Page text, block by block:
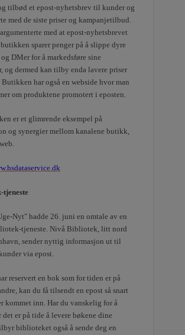
tilbød et epost-nyhetsbrev til kunder og
med de siste priser og kampanjetilbud.
med at epost-nyhetsbrevet
sparer penger på å slippe dyre
DMer for å markedsføre sine
og dermed kan tilby enda lavere priser
Butikken har også en webside hvor man
om produktene promotert i eposten.
er et glimrende eksempel på
og synergier mellom kanalene butikk,
Nyt" hadde 26. juni en omtale av en
tjeneste. Nivå Bibliotek, litt nord
sender nyttig informasjon ut til
via epost.
reservert en bok som for tiden er på
kan du få tilsendt en epost så snart
kommet inn. Har du vanskelig for å
det er på tide å levere bøkene dine
biblioteket også å sende deg en